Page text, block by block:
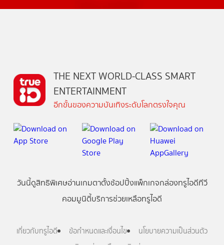
THE NEXT WORLD-CLASS SMART
ENTERTAINMENT
อีกขั้นของความบันเทิงระดับโลกตรงใจคุณ
วันนี้ดูสิทธิพิเศษอ่านเกมตาตั้งช้อปปิ้งแพ็กเกจกล่องทรูไอดีทีวี
คอมมูนิตี้บริการช่วยเหลือทรูไอดี
เกี่ยวกับทรูไอดี ข้อกำหนดและเงื่อนไข
นโยบายความเป็นส่วนตัว